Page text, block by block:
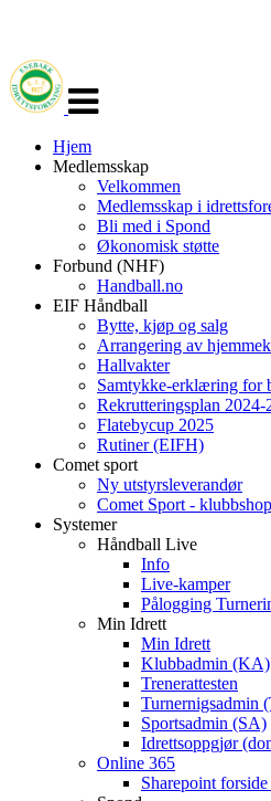
navigasjon
Hjem
Medlemsskap
Velkommen
Medlemsskap i
Bli med i Spond
Økonomisk støtte
Forbund (NHF)
Handball.no
EIF Håndball
Bytte, kjøp og salg
Arrangering av
Hallvakter
Samtykke-erklæring for
Rekrutteringsplan 2024-
Flatebycup 2025
Rutiner (EIFH)
Comet sport
Ny utstyrsleverandør
Comet Sport - klubbshop
Systemer
Håndball Live
Info
Live-kamper
Pålogging
Min Idrett
Min Idrett
Klubbadmin (KA)
Trenerattesten
Turnernigsadmin
Sportsadmin (SA)
Idrettsoppgjør
Online 365
Sharepoint